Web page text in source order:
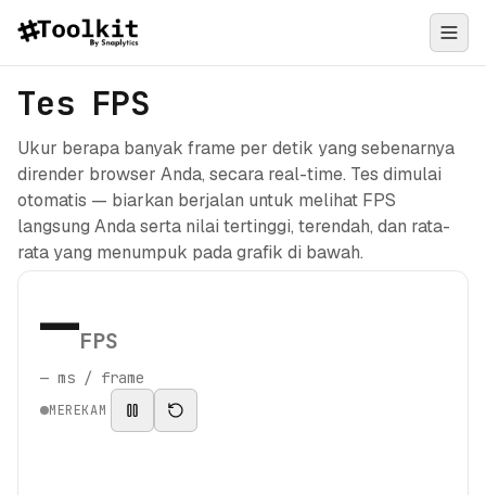
Tes FPS
Ukur berapa banyak frame per detik yang sebenarnya
dirender browser Anda, secara real-time. Tes dimulai
otomatis — biarkan berjalan untuk melihat FPS
langsung Anda serta nilai tertinggi, terendah, dan rata-
rata yang menumpuk pada grafik di bawah.
—FPS
— ms / frame
MEREKAM